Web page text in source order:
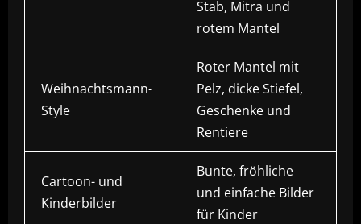
Stab, Mitra und
rotem Mantel
Weihnachtsmann-
Style
Roter Mantel mit
Pelz, dicke Stiefel,
Geschenke und
Rentiere
Cartoon- und
Kinderbilder
Bunte, fröhliche
und einfache Bilder
für Kinder